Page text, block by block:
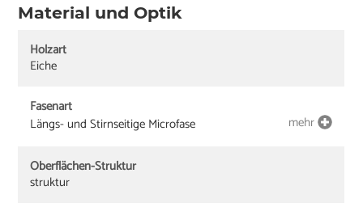
Material und Optik
Holzart
Eiche
Fasenart
Längs- und Stirnseitige Microfase
mehr
Oberflächen-Struktur
struktur